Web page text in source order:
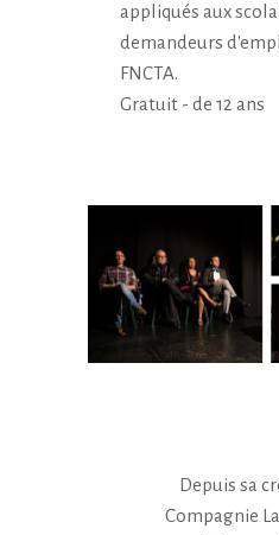
appliqués aux
demandeurs
FNCTA.
Gratuit - de 12 ans
Depuis sa
Compagnie